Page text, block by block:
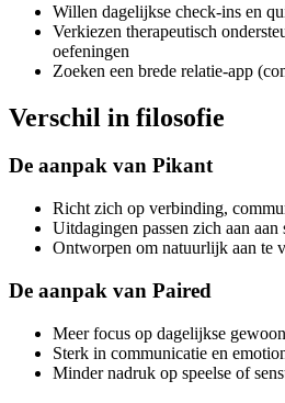
Willen dagelijkse check-ins en
Verkiezen therapeutisch
oefeningen
Zoeken een brede relatie-app
Verschil in filosofie
De aanpak van Pikant
Richt zich op verbinding,
Uitdagingen passen zich aan aan
Ontworpen om natuurlijk aan te
De aanpak van Paired
Meer focus op dagelijkse
Sterk in communicatie en
Minder nadruk op speelse of